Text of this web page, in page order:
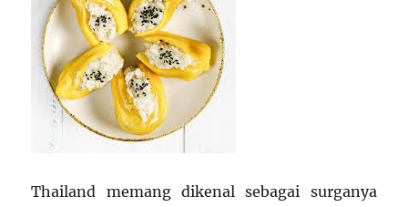
Thailand memang dikenal sebagai surganya